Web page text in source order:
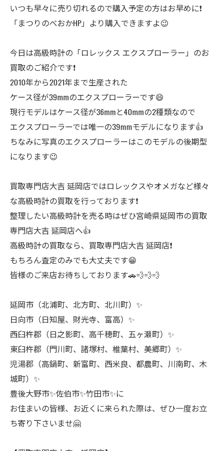
いつも早々に売り切れるので購入予定の方はお早めに❗
「まつりのべおかHP」より購入できますよ😉
今日は高級時計の「ロレックス エクスプローラー」のお
買取のご紹介です❗
2010年から2021年まで生産された
ケース径が39mmのエクスプローラーです😄
現行モデルはケース径が36mmと40mmの2種類なので
エクスプローラーでは唯一の39mmモデルになります👍
ちなみに写真のエクスプローラーはこのモデルの後期型
になります😉
買取専門店大吉 延岡店ではロレックスやオメガなど様々
な高級時計の買取を行っております❗
整理したい高級時計を売る時はぜひ宮崎県延岡市の買取
専門店大吉 延岡店へ👍
高級時計の買取なら、買取専門店大吉 延岡店❗
もちろん査定のみでも大丈夫です😁
皆様のご来店お待ちしております🚗💨💨💨
延岡市（北浦町、北方町、北川町）✨
日向市（日知屋、財光寺、富高）✨
西臼杵郡（日之影町、高千穂町、五ヶ瀬町）✨
東臼杵郡（門川町、諸塚村、椎葉村、美郷町）✨
児湯郡（高鍋町、新富町、西米良、都農町、川南町、木
城町）✨
豊後大野市✨佐伯市✨竹田市✨に
お住まいの皆様、お近くに来られた際は、ぜひ一度お立
ち寄り下さいませ🤗